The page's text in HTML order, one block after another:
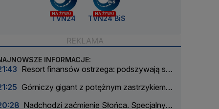
NA ŻYWO
TVN24
NA ŻYWO
TVN24 BiS
INFORMACJE:
Resort finansów ostrzega: podszywają się
Górniczy gigant z potężnym zastrzykiem
Nadchodzi zaćmienie Słońca. Specjalny